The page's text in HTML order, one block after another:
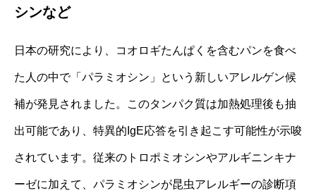
シンなど
日本の研究により、コオロギたんぱくを含むパンを食べ
た人の中で「パラミオシン」という新しいアレルゲン候
補が発見されました。このタンパク質は加熱処理後も抽
出可能であり、特異的IgE応答を引き起こす可能性が示唆
されています。従来のトロポミオシンやアルギニンキナ
ーゼに加えて、パラミオシンが昆虫アレルギーの診断項